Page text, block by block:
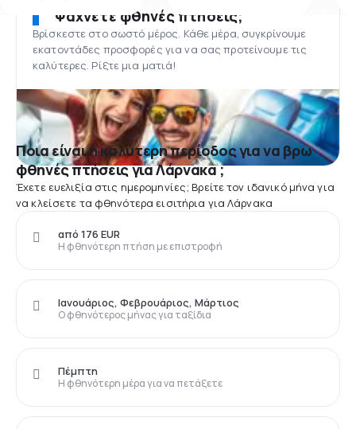
Ψάχνετε φθηνές πτήσεις;
Βρίσκεστε στο σωστό μέρος. Κάθε μέρα, συγκρίνουμε
εκατοντάδες προσφορές για να σας προτείνουμε τις
καλύτερες. Ρίξτε μια ματιά!
Ποια είναι η καλύτερη περίοδος για να βρω
φθηνές πτήσεις για Λάρνακα ;
Έχετε ευελιξία στις ημερομηνίες; Βρείτε τον ιδανικό μήνα για
να κλείσετε τα φθηνότερα εισιτήρια για Λάρνακα
Η φθηνότερη πτήση με επιστροφή
από 176 EUR
Ο φθηνότερος μήνας για ταξίδια
Ιανουάριος, Φεβρουάριος, Μάρτιος
Η φθηνότερη μέρα για να πετάξετε
Πέμπτη